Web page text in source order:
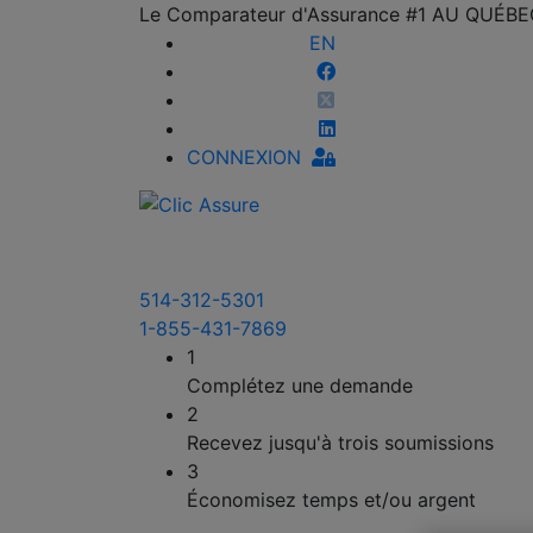
Le Comparateur d'Assurance #1 AU
EN
CONNEXION
514-312-5301
1-855-431-7869
1
Complétez une demande
2
Recevez jusqu'à trois soumissions
3
Économisez temps et/ou argent